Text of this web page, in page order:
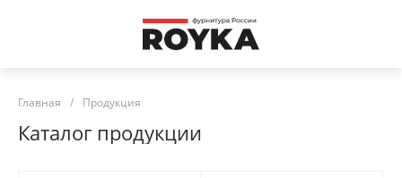
Главная / Продукция
Каталог продукции